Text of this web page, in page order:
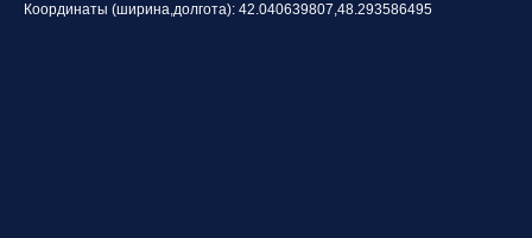
Координаты (ширина,долгота): 42.040639807,48.293586495